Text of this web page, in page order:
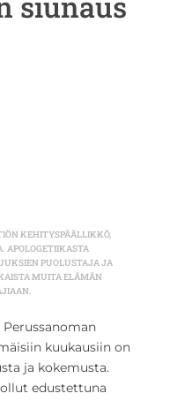
KEHITYSPÄÄLLIKKÖ,
PUOLUSTAJA JA
MUITA ELÄMÄN
kuukausiin on
ja kokemusta.
edustettuna